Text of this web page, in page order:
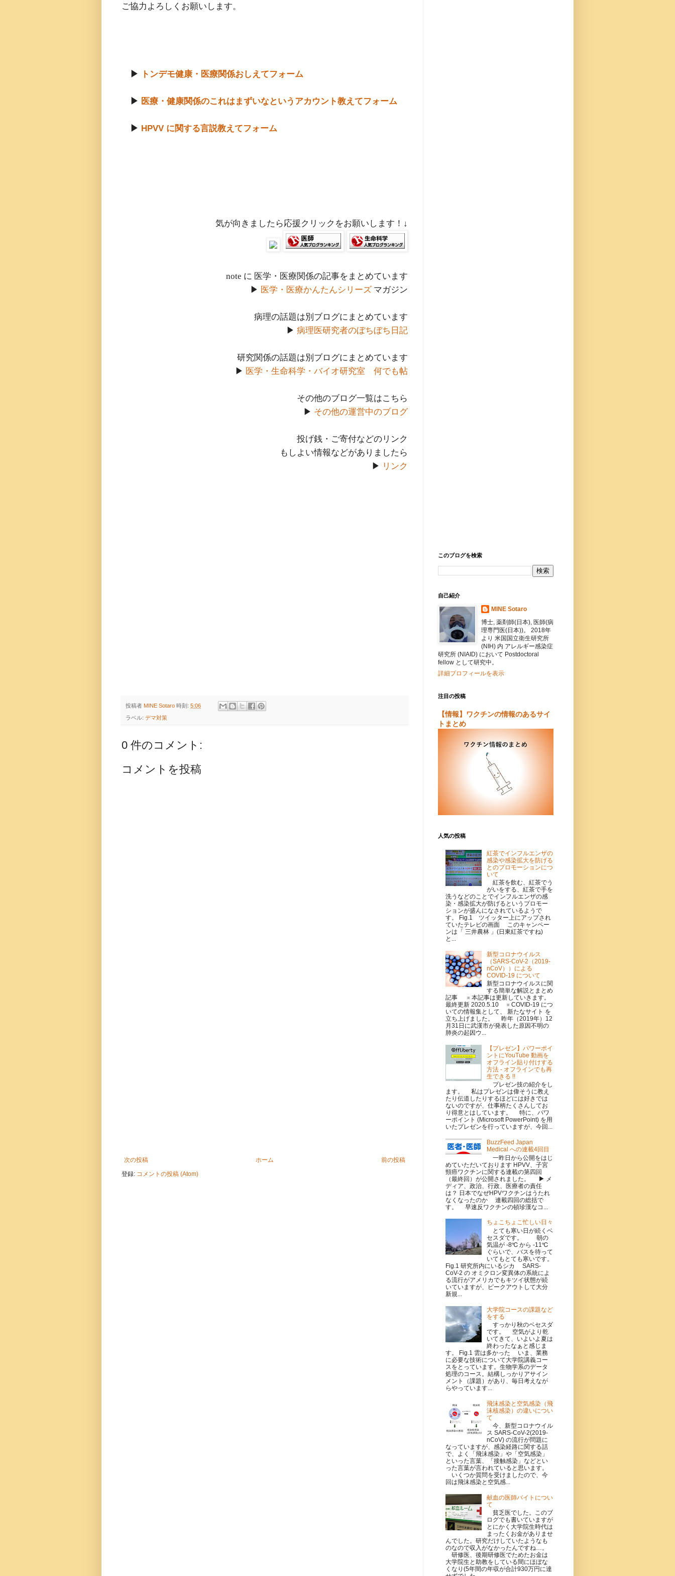
ご協力よろしくお願いします。
▶ トンデモ健康・医療関係おしえてフォーム
▶ 医療・健康関係のこれはまずいなというアカウント教えてフォーム
▶ HPVV に関する言説教えてフォーム
気が向きましたら応援クリックをお願いします！↓
note に 医学・医療関係の記事をまとめています
▶ 医学・医療かんたんシリーズ マガジン
病理の話題は別ブログにまとめています
▶ 病理医研究者のぼちぼち日記
研究関係の話題は別ブログにまとめています
▶ 医学・生命科学・バイオ研究室 何でも帖
その他のブログ一覧はこちら
▶ その他の運営中のブログ
投げ銭・ご寄付などのリンク
もしよい情報などがありましたら
▶ リンク
投稿者 MINE Sotaro 時刻: 5:06
ラベル: デマ対策
0 件のコメント:
コメントを投稿
次の投稿 前の投稿
ホーム
登録: コメントの投稿 (Atom)
このブログを検索
自己紹介
MINE Sotaro
博士, 薬剤師(日本), 医師(病
理専門医(日本))。 2018年
より 米国国立衛生研究所
(NIH) 内 アレルギー感染症
研究所 (NIAID) において Postdoctoral
fellow として研究中。
詳細プロフィールを表示
注目の投稿
【情報】ワクチンの情報のあるサイ
トまとめ
人気の投稿
紅茶でインフルエンザの
感染や感染拡大を防げる
とのプロモーションにつ
いて
紅茶を飲む、紅茶でう
がいをする、紅茶で手を
洗うなどのことでインフルエンザの感
染・感染拡大が防げるというプロモー
ションが盛んになされているようで
す。 Fig.1 ツイッター上にアップされ
ていたテレビの画面 このキャンペー
ンは「 三井農林 」(日東紅茶ですね)
と...
新型コロナウイルス
（SARS-CoV-2（2019-
nCoV））による
COVID-19 について
新型コロナウイルスに関
する簡単な解説とまとめ
記事 ※ 本記事は更新していきます。
最終更新 2020.5.10 ※ COVID-19 につ
いての情報集として、 新たなサイト を
立ち上げました。 昨年（2019年）12
月31日に武漢市が発表した原因不明の
肺炎の起因ウ...
【プレゼン】パワーポイ
ントにYouTube 動画を
オフライン貼り付けする
方法 - オフラインでも再
生できる !!
プレゼン技の紹介をし
ます。 私はプレゼンは偉そうに教え
たり伝道したりするほどには好きでは
ないのですが、仕事柄たくさんしてお
り得意とはしています。 特に、パワ
ーポイント (Microsoft PowerPoint) を用
いたプレゼンを行っていますが、今回...
BuzzFeed Japan
Medical への連載4回目
一昨日から公開をはじ
めていただいております HPVV、子宮
頸癌ワクチンに関する連載の第四回
（最終回）が公開されました。 ▶ メ
ディア、政治、行政、医療者の責任
は？ 日本でなぜHPVワクチンはうたれ
なくなったのか 連載四回の総括で
す。 早速反ワクチンの頓珍漢なコ...
ちょこちょこ忙しい日々
とても寒い日が続くベ
セスダです。 朝の
気温が -8℃ から -11℃
ぐらいで、バスを待って
いてもとても寒いです。
Fig.1 研究所内にいるシカ SARS-
CoV-2 の オミクロン変異体の系統によ
る流行がアメリカでもキツイ状態が続
いていますが、ピークアウトして大分
新規...
大学院コースの課題など
をする
すっかり秋のベセスダ
です。 空気がより乾
いてきて、いよいよ夏は
終わったなぁと感じま
す。 Fig.1 雲は多かった いま、業務
に必要な技術について大学院講義コー
スをとっています。生物学系のデータ
処理のコース。結構しっかりアサイン
メント（課題）があり、毎日考えなが
らやっています...
飛沫感染と空気感染（飛
沫核感染）の違いについ
て
今、新型コロナウイル
ス SARS-CoV-2(2019-
nCoV) の流行が問題に
なっていますが、感染経路に関する話
で、よく「飛沫感染」や「空気感染」
といった言葉、「接触感染」などとい
った言葉が言われていると思います。
いくつか質問を受けましたので、今
回は飛沫感染と空気感...
献血の医師バイトについ
て
貧乏医でした。このブ
ログでも書いていますが
とにかく大学院生時代は
まったくお金がありませ
んでした。研究だけしていたようなも
のなので収入がなかったんですね…。
研修医、後期研修医でためたお金は
大学院生と助教をしている間にほぼな
くなり(5年間の年収が合計930万円に達